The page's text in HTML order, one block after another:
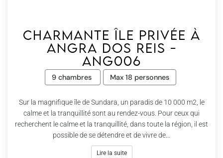
Charmante île privée à
Angra dos Reis -
Ang006
9 chambres Max 18 personnes
Sur la magnifique île de Sundara, un paradis de 10 000 m2, le
calme et la tranquillité sont au rendez-vous. Pour ceux qui
recherchent le calme et la tranquillité, dans toute la région, il est
possible de se détendre et de vivre de...
Lire la suite